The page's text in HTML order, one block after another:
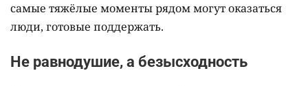
самые тяжёлые моменты рядом могут оказаться
люди, готовые поддержать.
Не равнодушие, а безысходность